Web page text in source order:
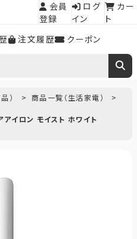
注文履歴 クーポン
会員
登録
ログ
イン
カー
ト
）
商品一覧（生活家電）
イロン モイスト ホワイト